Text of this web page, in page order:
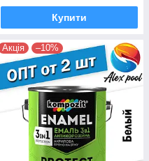
Купити
Акція –10%